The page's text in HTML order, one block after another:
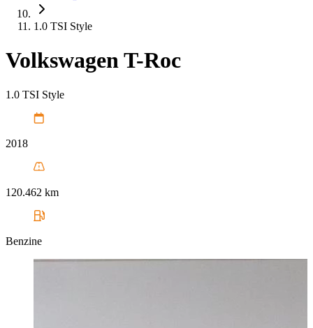
1.0 TSI Style
Volkswagen T-Roc
1.0 TSI Style
2018
120.462 km
Benzine